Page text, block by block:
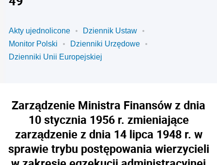
Akty ujednolicone
Dziennik Ustaw
Monitor Polski
Dzienniki Urzędowe
Dzienniki Unii Europejskiej
Zarządzenie Ministra Finansów z dnia
10 stycznia 1956 r. zmieniające
zarządzenie z dnia 14 lipca 1948 r. w
sprawie trybu postępowania wierzycieli